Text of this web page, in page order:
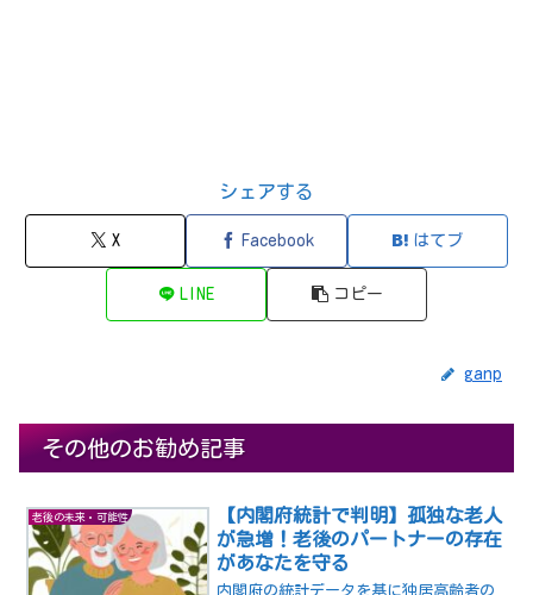
シェアする
X Facebook はてブ
LINE コピー
ganp
その他のお勧め記事
老後の未来・可能性
【内閣府統計で判明】孤独な老人
が急増！老後のパートナーの存在
があなたを守る
内閣府の統計データを基に独居高齢者の